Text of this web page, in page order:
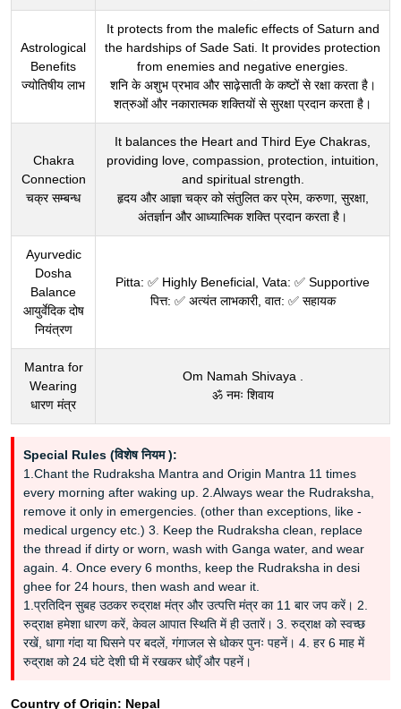
Astrological
Benefits
ज्योतिषीय लाभ
It protects from the malefic effects of Saturn and
the hardships of Sade Sati. It provides protection
from enemies and negative energies.
शनि के अशुभ प्रभाव और साढ़ेसाती के कष्टों से रक्षा करता है।
शत्रुओं और नकारात्मक शक्तियों से सुरक्षा प्रदान करता है।
Chakra
Connection
चक्र सम्बन्ध
It balances the Heart and Third Eye Chakras,
providing love, compassion, protection, intuition,
and spiritual strength.
हृदय और आज्ञा चक्र को संतुलित कर प्रेम, करुणा, सुरक्षा,
अंतर्ज्ञान और आध्यात्मिक शक्ति प्रदान करता है।
Ayurvedic
Dosha
Balance
आयुर्वेदिक दोष
नियंत्रण
Pitta: ✅ Highly Beneficial, Vata: ✅ Supportive
पित्त: ✅ अत्यंत लाभकारी, वात: ✅ सहायक
Mantra for
Wearing
धारण मंत्र
Om Namah Shivaya .
ॐ नमः शिवाय
Special Rules (विशेष नियम ):
1.Chant the Rudraksha Mantra and Origin Mantra 11 times
every morning after waking up. 2.Always wear the Rudraksha,
remove it only in emergencies. (other than exceptions, like -
medical urgency etc.) 3. Keep the Rudraksha clean, replace
the thread if dirty or worn, wash with Ganga water, and wear
again. 4. Once every 6 months, keep the Rudraksha in desi
ghee for 24 hours, then wash and wear it.
1.प्रतिदिन सुबह उठकर रुद्राक्ष मंत्र और उत्पत्ति मंत्र का 11 बार जप करें। 2.
रुद्राक्ष हमेशा धारण करें, केवल आपात स्थिति में ही उतारें। 3. रुद्राक्ष को स्वच्छ
रखें, धागा गंदा या घिसने पर बदलें, गंगाजल से धोकर पुनः पहनें। 4. हर 6 माह में
रुद्राक्ष को 24 घंटे देशी घी में रखकर धोएँ और पहनें।
Country of Origin: Nepal